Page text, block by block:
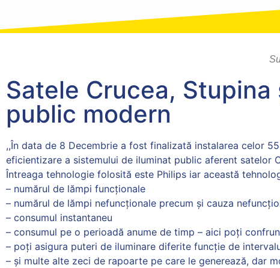
Satele Crucea,
public modern
,,În data de 8 Decembrie a fost finalizată instalarea celor
eficientizare a sistemului de iluminat public aferent satelor
Întreaga tehnologie folosită este Philips iar această
– numărul de lămpi funcționale
– numărul de lămpi nefuncționale precum și cauza
– consumul instantaneu
– consumul pe o perioadă anume de timp – aici poți
– poți asigura puteri de iluminare diferite funcție de
– și multe alte zeci de rapoarte pe care le generează, dar